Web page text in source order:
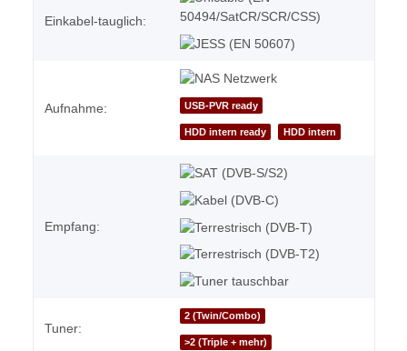
Einkabel-tauglich:
Aufnahme: USB-PVR ready
HDD intern ready HDD intern
Empfang:
Tuner:
2 (Twin/Combo)
>2 (Triple + mehr)